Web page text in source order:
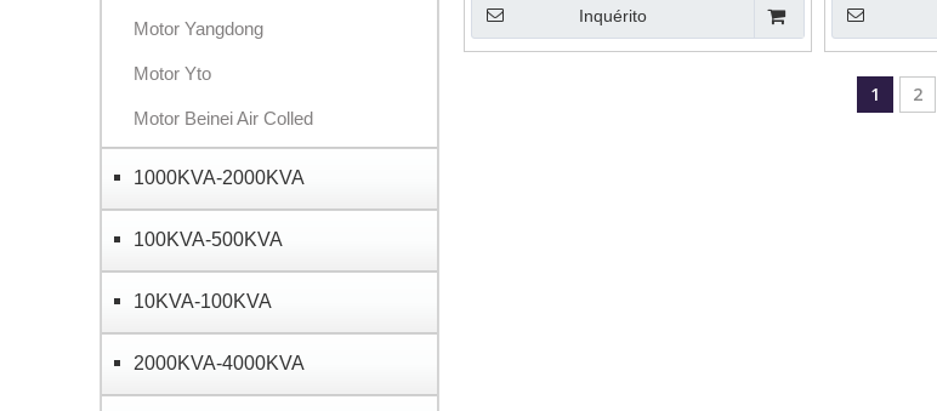
Motor Yangdong
Motor Yto
Motor Beinei Air Colled
1000KVA-2000KVA
100KVA-500KVA
10KVA-100KVA
2000KVA-4000KVA
Inquérito
1 2